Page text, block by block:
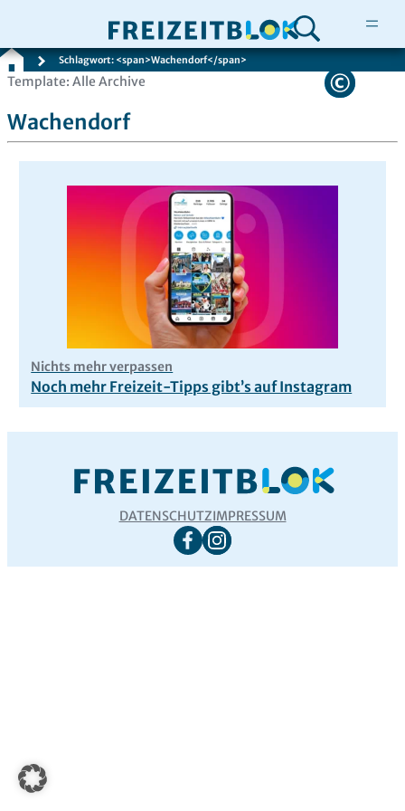
Zum
springen
Schlagwort: <span>Wachendorf</span>
Template: Alle Archive
Wachendorf
Nichts mehr verpassen
Noch mehr Freizeit-Tipps gibt’s auf Instagram
DATENSCHUTZIMPRESSUM